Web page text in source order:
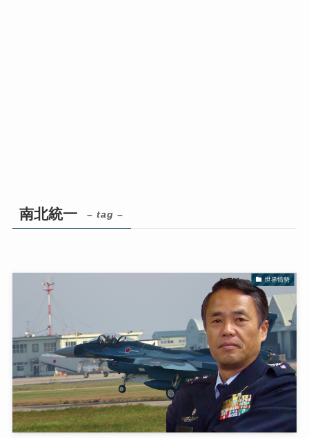
南北統一 – tag –
世界情勢